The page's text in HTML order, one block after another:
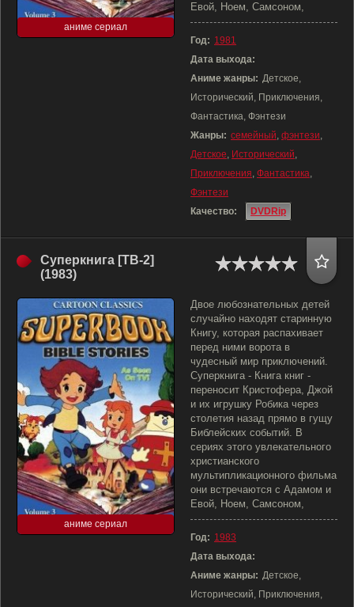
аниме сериал
Евой, Ноем, Самсоном,
Год: 1981
Дата выхода:
Аниме жанры: Детское,
Исторический, Приключения,
Фантастика, Фэнтези
Жанры: семейный, фэнтези,
Детское, Исторический,
Приключения, Фантастика,
Фэнтези
Качество:
DVDRip
Суперкнига [ТВ-2]
(1983)
аниме сериал
Двое любознательных детей
случайно находят старинную
Книгу, которая распахивает
перед ними ворота в
чудесный мир приключений.
Суперкнига - Книга книг -
переносит Кристофера, Джой
и их игрушку Робика через
столетия назад прямо в гущу
Библейских событий. В
сериях этого увлекательного
христианского
мультипликационного фильма
они встречаются с Адамом и
Евой, Ноем, Самсоном,
Год: 1983
Дата выхода:
Аниме жанры: Детское,
Исторический, Приключения,